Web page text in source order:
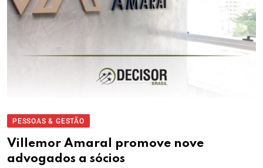
PESSOAS & GESTÃO
Villemor Amaral promove nove
advogados a sócios